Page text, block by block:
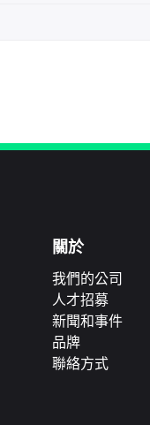
關於
我們的公司
人才招募
新聞和事件
品牌
聯絡方式